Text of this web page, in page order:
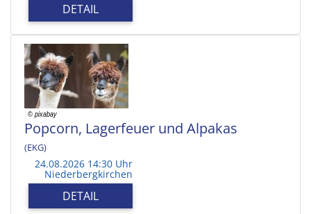
DETAIL
Popcorn, Lagerfeuer und Alpakas
(EKG)
24.08.2026 14:30 Uhr
Niederbergkirchen
DETAIL